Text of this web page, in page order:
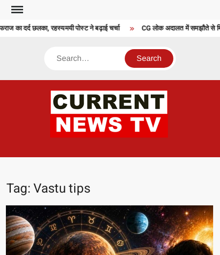
Skip
content
का दर्द छलका, रहस्यमयी पोस्ट ने बढ़ाई चर्चा CG लोक अदालत में समझौते से
Search
Tag:Vastu tips